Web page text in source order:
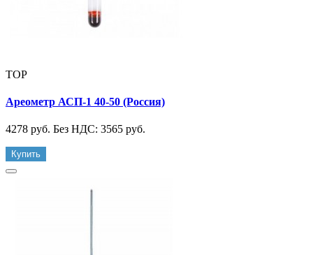
TOP
Ареометр АСП-1 40-50 (Россия)
4278 руб. Без НДС: 3565 руб.
Купить